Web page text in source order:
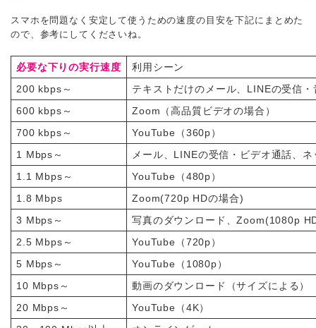
スマホを問題なく安定して使うための速度の目安を下記にまとめた
ので、参考にしてくださいね。
必要な下りの実行速度
利用シーン
200 kbps～
テキストだけのメール、LINEの受信・
600 kbps～
Zoom（高品質ビデオの場合）
700 kbps～
YouTube（360p）
1 Mbps～
メール、LINEの受信・ビデオ通話、
1.1 Mbps～
YouTube（480p）
1.8 Mbps
Zoom(720p HDの場合)
3 Mbps～
写真のダウンロード、Zoom(1080p
2.5 Mbps～
YouTube（720p）
5 Mbps～
YouTube（1080p）
10 Mbps～
動画のダウンロード（サイズによる）
20 Mbps～
YouTube（4K）